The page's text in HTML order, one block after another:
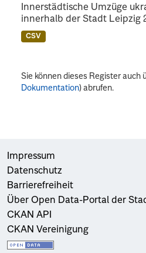
Innerstädtische Umzüge
innerhalb der Stadt Leipzig
CSV
Sie können dieses Register auch
Dokumentation) abrufen.
Impressum
Datenschutz
Barrierefreiheit
Über Open Data-Portal der
CKAN API
CKAN Vereinigung